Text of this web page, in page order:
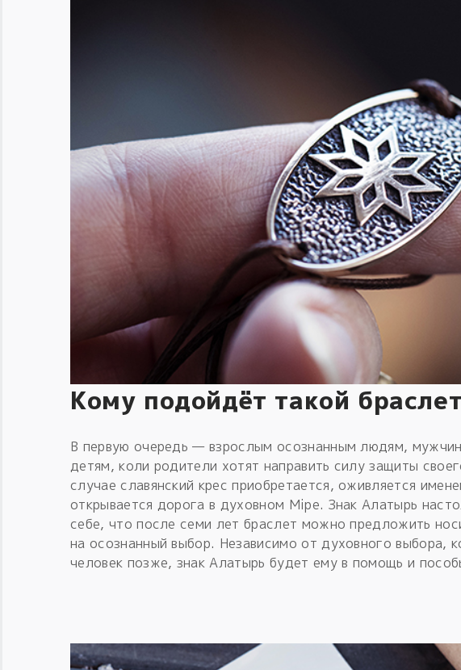
Кому подойдёт такой
В первую очередь — взрослым осознанным людям,
детям, коли родители хотят направить силу защиты
случае славянский крес приобретается, оживляется
открывается дорога в духовном Мiре. Знак Алатырь
себе, что после семи лет браслет можно предложить
на осознанный выбор. Независимо от духовного выбора,
человек позже, знак Алатырь будет ему в помощь и